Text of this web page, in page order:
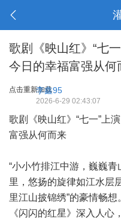
歌剧《映山红》“七
今日的幸福富强从何
点击重新加载
李鑫95
2026-6-29 02:43:07
歌剧《映山红》“七一”上
富强从何而来
“小小竹排江中游，巍巍
里，悠扬的旋律如江水层
里江山披锦绣”的豪情畅
《闪闪的红星》深入人